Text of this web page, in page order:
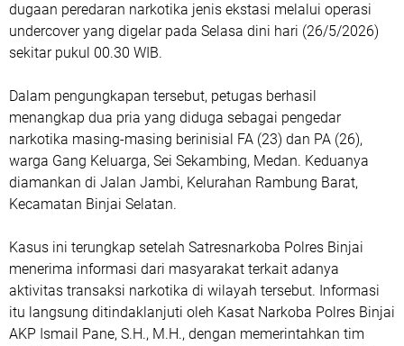
dugaan peredaran narkotika jenis ekstasi melalui operasi
undercover yang digelar pada Selasa dini hari (26/5/2026)
sekitar pukul 00.30 WIB.
Dalam pengungkapan tersebut, petugas berhasil
menangkap dua pria yang diduga sebagai pengedar
narkotika masing-masing berinisial FA (23) dan PA (26),
warga Gang Keluarga, Sei Sekambing, Medan. Keduanya
diamankan di Jalan Jambi, Kelurahan Rambung Barat,
Kecamatan Binjai Selatan.
Kasus ini terungkap setelah Satresnarkoba Polres Binjai
menerima informasi dari masyarakat terkait adanya
aktivitas transaksi narkotika di wilayah tersebut. Informasi
itu langsung ditindaklanjuti oleh Kasat Narkoba Polres Binjai
AKP Ismail Pane, S.H., M.H., dengan memerintahkan tim